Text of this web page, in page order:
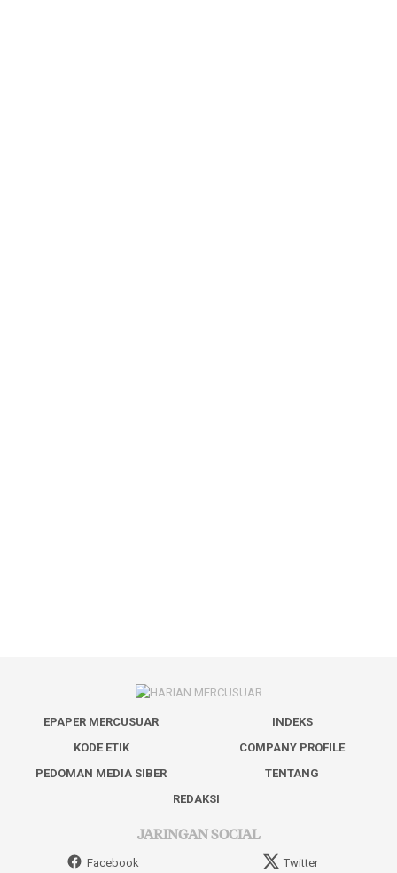
EPAPER MERCUSUAR
INDEKS
KODE ETIK
COMPANY PROFILE
PEDOMAN MEDIA SIBER
TENTANG
REDAKSI
JARINGAN SOCIAL
Facebook Twitter